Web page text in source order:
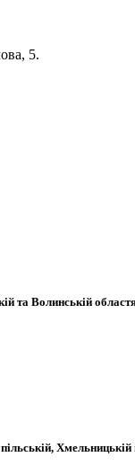
5.
та Волинській
Хмельницькій